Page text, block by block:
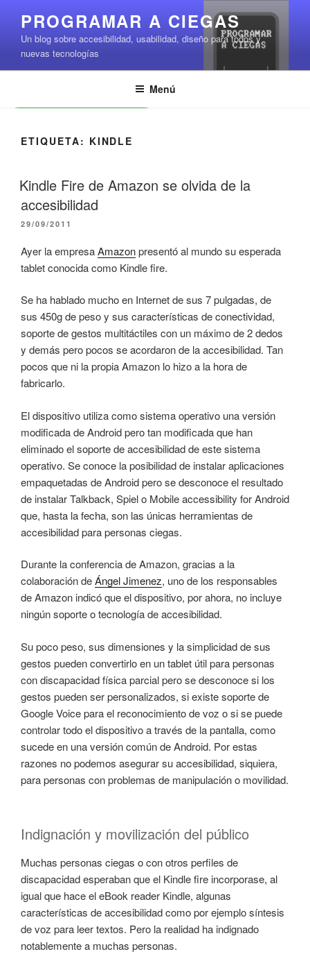
contenido
PROGRAMAR A CIEGAS
Un blog sobre accesibilidad, usabilidad, diseño para todos y
nuevas tecnologías
Menú
ETIQUETA: KINDLE
Kindle Fire de Amazon se olvida de la
accesibilidad
PUBLICADO
29/09/2011
Ayer la empresaAmazonpresentó al mundo su esperada
tablet conocida como Kindle fire.
Se ha hablado mucho en Internet de sus 7 pulgadas, de
sus 450g de peso y sus características de conectividad,
soporte de gestos multitáctiles con un máximo de 2 dedos
y demás pero pocos se acordaron de la accesibilidad. Tan
pocos que ni la propia Amazon lo hizo a la hora de
fabricarlo.
El dispositivo utiliza como sistema operativo una versión
modificada de Android pero tan modificada que han
eliminado el soporte de accesibilidad de este sistema
operativo. Se conoce la posibilidad de instalar aplicaciones
empaquetadas de Android pero se desconoce el resultado
de instalar Talkback, Spiel o Mobile accessibility for Android
que, hasta la fecha, son las únicas herramientas de
accesibilidad para personas ciegas.
Durante la conferencia de Amazon, gracias a la
colaboración deÁngel Jimenez, uno de los responsables
de Amazon indicó que el dispositivo, por ahora, no incluye
ningún soporte o tecnología de accesibilidad.
Su poco peso, sus dimensiones y la simplicidad de sus
gestos pueden convertirlo en un tablet útil para personas
con discapacidad física parcial pero se desconoce si los
gestos pueden ser personalizados, si existe soporte de
Google Voice para el reconocimiento de voz o si se puede
controlar todo el dispositivo a través de la pantalla, como
sucede en una versión común de Android. Por estas
razones no podemos asegurar su accesibilidad, siquiera,
para personas con problemas de manipulación o movilidad.
Indignación y movilización del público
Muchas personas ciegas o con otros perfiles de
discapacidad esperaban que el Kindle fire incorporase, al
igual que hace el eBook reader Kindle, algunas
características de accesibilidad como por ejemplo síntesis
de voz para leer textos. Pero la realidad ha indignado
notablemente a muchas personas.